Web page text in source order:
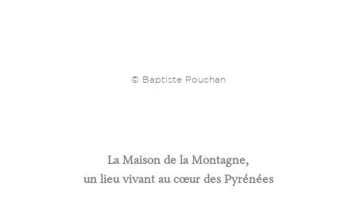
© Baptiste Pouchan
La Maison de la Montagne,
un lieu vivant au cœur des Pyrénées